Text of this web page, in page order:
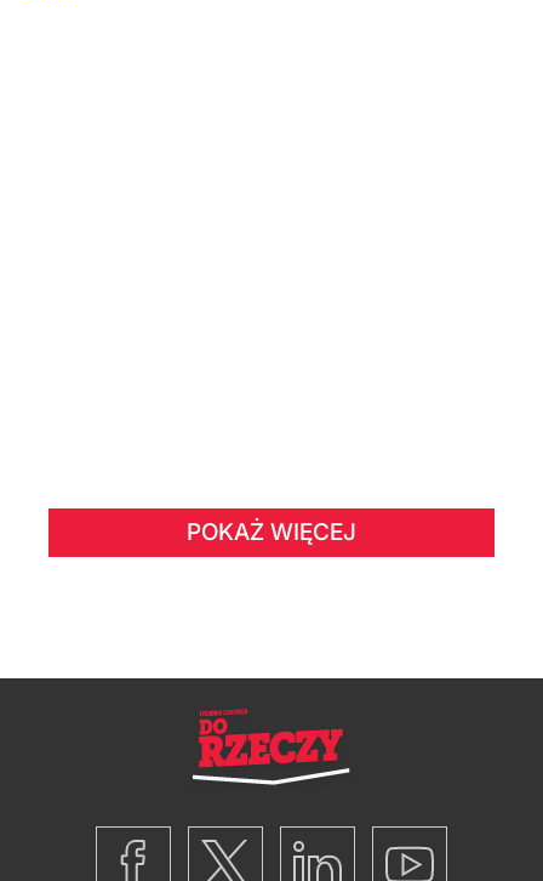
POKAŻ WIĘCEJ